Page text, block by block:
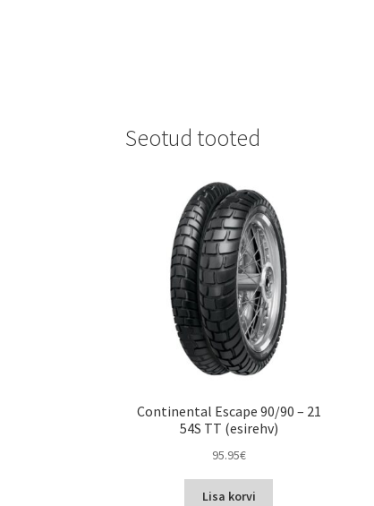
Seotud tooted
Continental Escape 90/90 – 21
54S TT (esirehv)
95.95€
Lisa korvi